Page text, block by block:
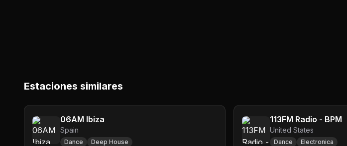
Estaciones similares
06AM Ibiza
Spain
Dance Deep House
113FM Radio - BPM
United States
Dance Electronica